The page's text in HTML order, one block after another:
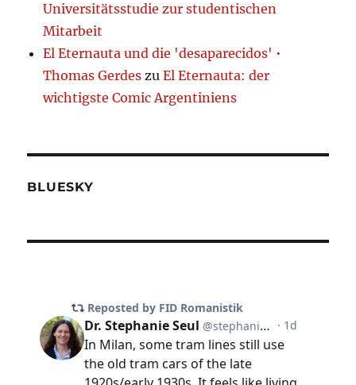
Universitätsstudie zur studentischen
Mitarbeit
El Eternauta und die 'desaparecidos' •
Thomas Gerdes zuEl Eternauta: der
wichtigste Comic Argentiniens
BLUESKY